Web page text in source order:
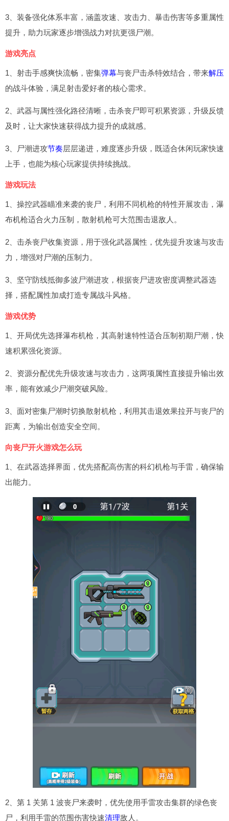
3、装备强化体系丰富，涵盖攻速、攻击力、暴击伤害等多重属性
提升，助力玩家逐步增强战力对抗更强尸潮。
游戏亮点
1、射击手感爽快流畅，密集弹幕与丧尸击杀特效结合，带来解压
的战斗体验，满足射击爱好者的核心需求。
2、武器与属性强化路径清晰，击杀丧尸即可积累资源，升级反馈
及时，让大家快速获得战力提升的成就感。
3、尸潮进攻节奏层层递进，难度逐步升级，既适合休闲玩家快速
上手，也能为核心玩家提供持续挑战。
游戏玩法
1、操控武器瞄准来袭的丧尸，利用不同机枪的特性开展攻击，瀑
布机枪适合火力压制，散射机枪可大范围击退敌人。
2、击杀丧尸收集资源，用于强化武器属性，优先提升攻速与攻击
力，增强对尸潮的压制力。
3、坚守防线抵御多波尸潮进攻，根据丧尸进攻密度调整武器选
择，搭配属性加成打造专属战斗风格。
游戏优势
1、开局优先选择瀑布机枪，其高射速特性适合压制初期尸潮，快
速积累强化资源。
2、资源分配优先升级攻速与攻击力，这两项属性直接提升输出效
率，能有效减少尸潮突破风险。
3、面对密集尸潮时切换散射机枪，利用其击退效果拉开与丧尸的
距离，为输出创造安全空间。
向丧尸开火游戏怎么玩
1、在武器选择界面，优先搭配高伤害的科幻机枪与手雷，确保输
出能力。
2、第 1 关第 1 波丧尸来袭时，优先使用手雷攻击集群的绿色丧
尸，利用手雷的范围伤害快速清理敌人。